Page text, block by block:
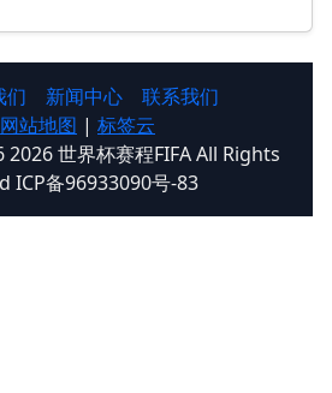
们 新闻中心
联系我们
网站地图 | 标签云
世界杯赛程FIFA All Rights
ICP备96933090号-83